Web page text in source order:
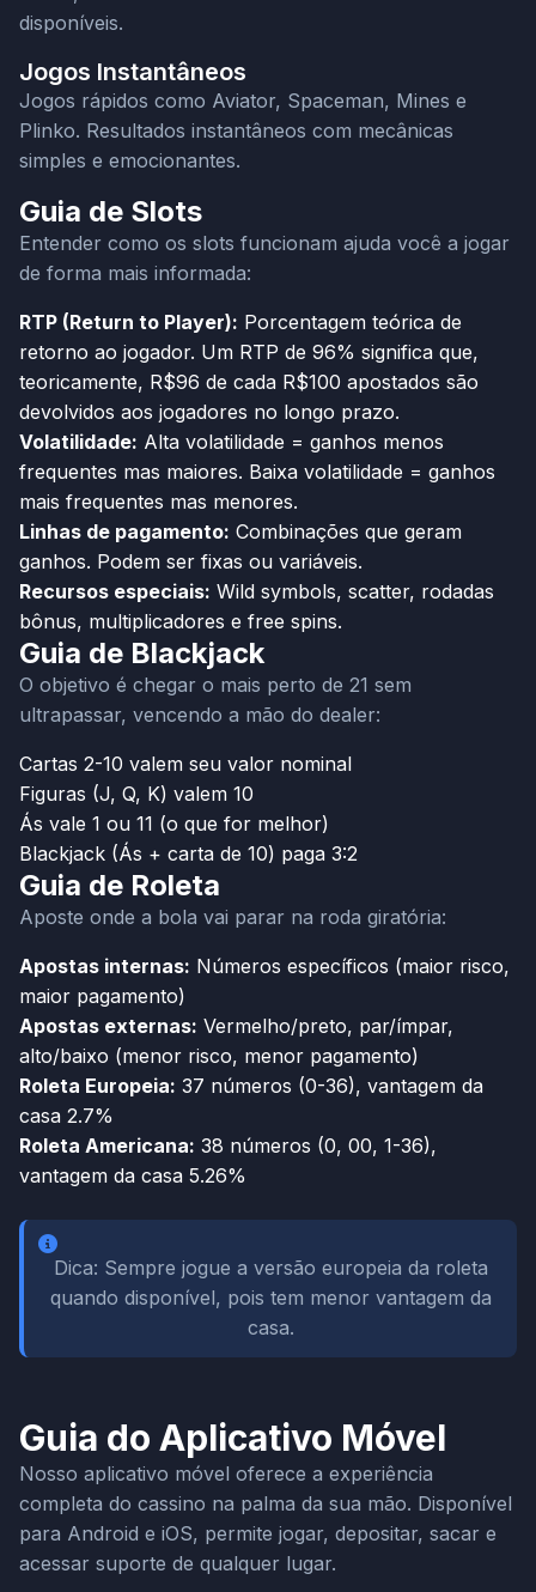
disponíveis.
Jogos Instantâneos
Jogos rápidos como Aviator, Spaceman, Mines e
Plinko. Resultados instantâneos com mecânicas
simples e emocionantes.
Guia de Slots
Entender como os slots funcionam ajuda você a jogar
de forma mais informada:
RTP (Return to Player): Porcentagem teórica de
retorno ao jogador. Um RTP de 96% significa que,
teoricamente, R$96 de cada R$100 apostados são
devolvidos aos jogadores no longo prazo.
Volatilidade: Alta volatilidade = ganhos menos
frequentes mas maiores. Baixa volatilidade = ganhos
mais frequentes mas menores.
Linhas de pagamento: Combinações que geram
ganhos. Podem ser fixas ou variáveis.
Recursos especiais: Wild symbols, scatter, rodadas
bônus, multiplicadores e free spins.
Guia de Blackjack
O objetivo é chegar o mais perto de 21 sem
ultrapassar, vencendo a mão do dealer:
Cartas 2-10 valem seu valor nominal
Figuras (J, Q, K) valem 10
Ás vale 1 ou 11 (o que for melhor)
Blackjack (Ás + carta de 10) paga 3:2
Guia de Roleta
Aposte onde a bola vai parar na roda giratória:
Apostas internas: Números específicos (maior risco,
maior pagamento)
Apostas externas: Vermelho/preto, par/ímpar,
alto/baixo (menor risco, menor pagamento)
Roleta Europeia: 37 números (0-36), vantagem da
casa 2.7%
Roleta Americana: 38 números (0, 00, 1-36),
vantagem da casa 5.26%
Dica: Sempre jogue a versão europeia da roleta
quando disponível, pois tem menor vantagem da
casa.
Guia do Aplicativo Móvel
Nosso aplicativo móvel oferece a experiência
completa do cassino na palma da sua mão. Disponível
para Android e iOS, permite jogar, depositar, sacar e
acessar suporte de qualquer lugar.